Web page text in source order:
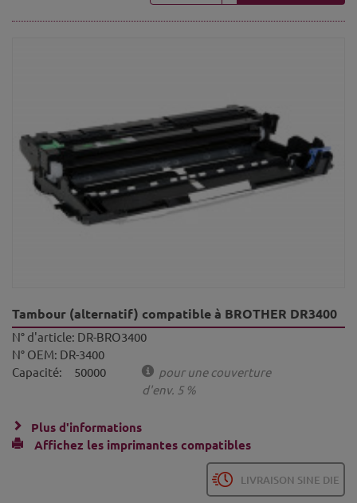
Tambour (alternatif) compatible à BROTHER DR3400
N° d'article: DR-BRO3400
N° OEM: DR-3400
Capacité:
50000
pour une couverture
d'env. 5 %
Plus d'informations
Affichez les imprimantes compatibles
LIVRAISON SINE DIE